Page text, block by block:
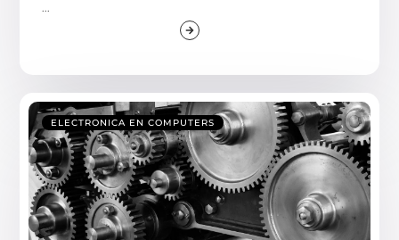
...
ELECTRONICA EN COMPUTERS